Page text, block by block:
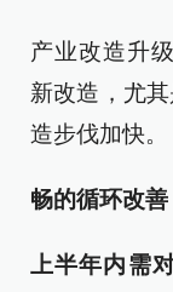
产业改造升
新改造，尤
造步伐加快。
畅的循环改善
上半年内需